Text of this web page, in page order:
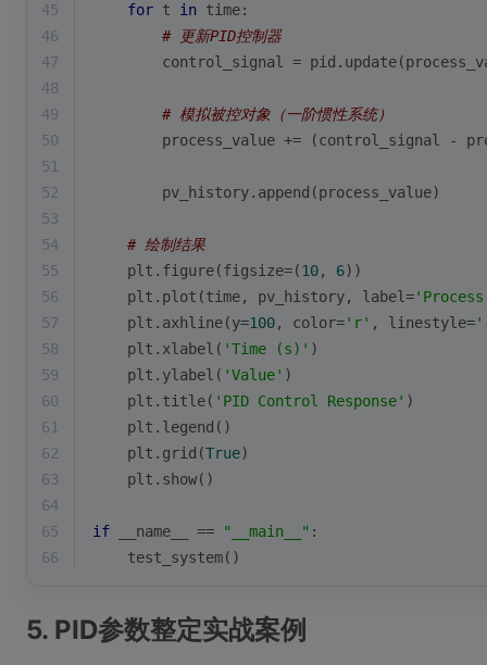
45
for t in time:
46
# 更新PID控制器
47
control_signal =
48
49
# 模拟被控对象（一阶惯性系统）
50
process_value += (control_signal -
51
52
        pv_history.append(process_value)
53
54
# 绘制结果
55
    plt.figure(figsize=(
10, 6))
56
    plt.plot(time, pv_history, label=
57
    plt.axhline(y=
100, color='r' , linestyle=
58
    plt.xlabel(
'Time (s)' )
59
    plt.ylabel(
'Value' )
60
    plt.title(
'PID Control Response' )
61
    plt.legend()
62
    plt.grid(
True)
63
    plt.show()
64
65
if __name__ == "__main__" :
66
    test_system()
5. PID参数整定实战案例